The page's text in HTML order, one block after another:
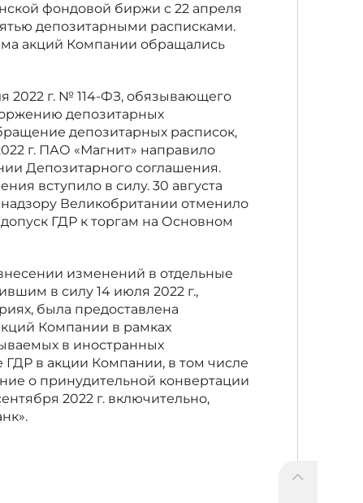
фондовой биржи с 22 апреля
депозитарными расписками.
акций Компании обращались
2022 г. № 114-ФЗ, обязывающего
депозитарных
депозитарных расписок,
г. ПАО «Магнит» направило
Депозитарного соглашения.
вступило в силу. 30 августа
Великобритании отменило
ГДР к торгам на Основном
изменений в отдельные
в силу 14 июля 2022 г.,
была предоставлена
Компании в рамках
в иностранных
ГДР в акции Компании, в том числе
о принудительной конвертации
2022 г. включительно,